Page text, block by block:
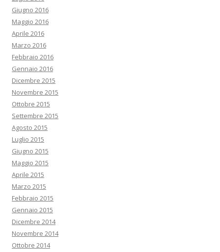
Giugno 2016
Maggio 2016
Aprile 2016
Marzo 2016
Febbraio 2016
Gennaio 2016
Dicembre 2015
Novembre 2015
Ottobre 2015
Settembre 2015
Agosto 2015
Luglio 2015
Giugno 2015
Maggio 2015
Aprile 2015
Marzo 2015
Febbraio 2015
Gennaio 2015
Dicembre 2014
Novembre 2014
Ottobre 2014